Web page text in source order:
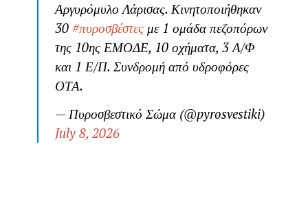
Αργυρόμυλο Λάρισας. Κινητοποιήθηκαν
30 #πυροσβέστεςμε 1 ομάδα πεζοπόρων
της 10ης ΕΜΟΔΕ, 10 οχήματα, 3 Α/Φ
και 1 Ε/Π. Συνδρομή από υδροφόρες
ΟΤΑ.
— Πυροσβεστικό Σώμα (@pyrosvestiki)
July 8, 2026